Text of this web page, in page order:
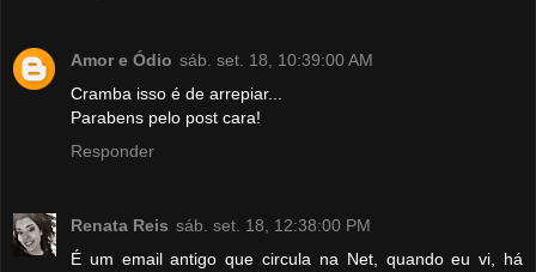
Amor e Ódio sáb. set. 18, 10:39:00 AM
Cramba isso é de arrepiar...
Parabens pelo post cara!
Responder
Renata Reis sáb. set. 18, 12:38:00 PM
É um email antigo que circula na Net, quando eu vi, há